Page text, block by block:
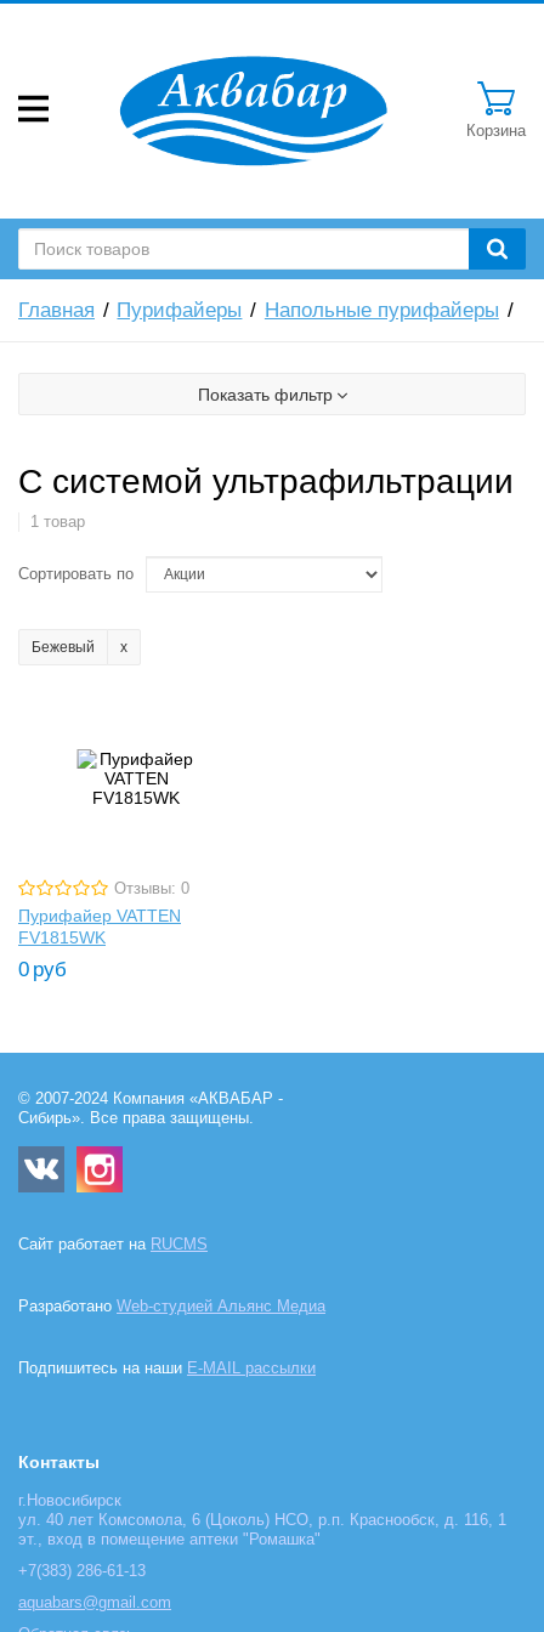
Корзина
Главная Пурифайеры Напольные пурифайеры
Показать фильтр
С системой ультрафильтрации
1 товар
Сортировать по
Бежевый
Отзывы: 0
Пурифайер VATTEN
FV1815WK
0 руб
© 2007-2024 Компания «АКВАБАР -
Сибирь». Все права защищены.
Сайт работает на RUCMS
Разработано Web-студией Альянс Медиа
Подпишитесь на наши E-MAIL рассылки
Контакты
г.Новосибирск
ул. 40 лет Комсомола, 6 (Цоколь) НСО, р.п. Краснообск, д. 116, 1
эт., вход в помещение аптеки "Ромашка"
+7(383) 286-61-13
aquabars@gmail.com